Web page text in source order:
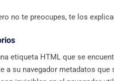
no te preocupes, te los
etiqueta HTML que se
a su navegador metadatos